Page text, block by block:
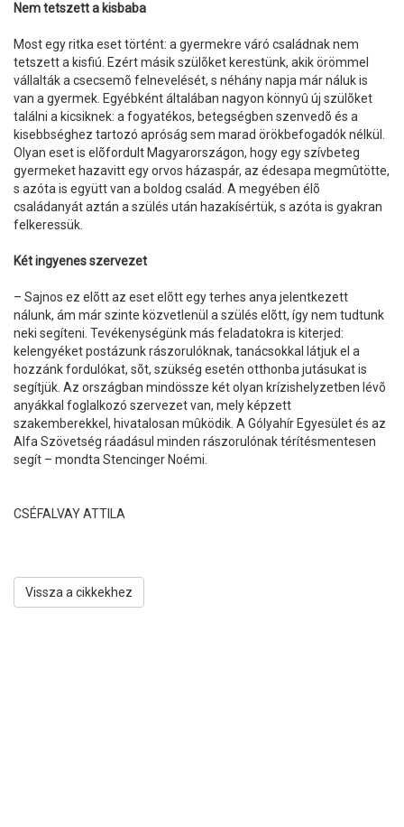
Nem tetszett a kisbaba
Most egy ritka eset történt: a gyermekre váró családnak nem
tetszett a kisfiú. Ezért másik szülõket kerestünk, akik örömmel
vállalták a csecsemõ felnevelését, s néhány napja már náluk is
van a gyermek. Egyébként általában nagyon könnyû új szülõket
találni a kicsiknek: a fogyatékos, betegségben szenvedõ és a
kisebbséghez tartozó apróság sem marad örökbefogadók nélkül.
Olyan eset is elõfordult Magyarországon, hogy egy szívbeteg
gyermeket hazavitt egy orvos házaspár, az édesapa megmûtötte,
s azóta is együtt van a boldog család. A megyében élõ
családanyát aztán a szülés után hazakísértük, s azóta is gyakran
felkeressük.
Két ingyenes szervezet
– Sajnos ez elõtt az eset elõtt egy terhes anya jelentkezett
nálunk, ám már szinte közvetlenül a szülés elõtt, így nem tudtunk
neki segíteni. Tevékenységünk más feladatokra is kiterjed:
kelengyéket postázunk rászorulóknak, tanácsokkal látjuk el a
hozzánk fordulókat, sõt, szükség esetén otthonba jutásukat is
segítjük. Az országban mindössze két olyan krízishelyzetben lévõ
anyákkal foglalkozó szervezet van, mely képzett
szakemberekkel, hivatalosan mûködik. A Gólyahír Egyesület és az
Alfa Szövetség ráadásul minden rászorulónak térítésmentesen
segít – mondta Stencinger Noémi.
CSÉFALVAY ATTILA
Vissza a cikkekhez